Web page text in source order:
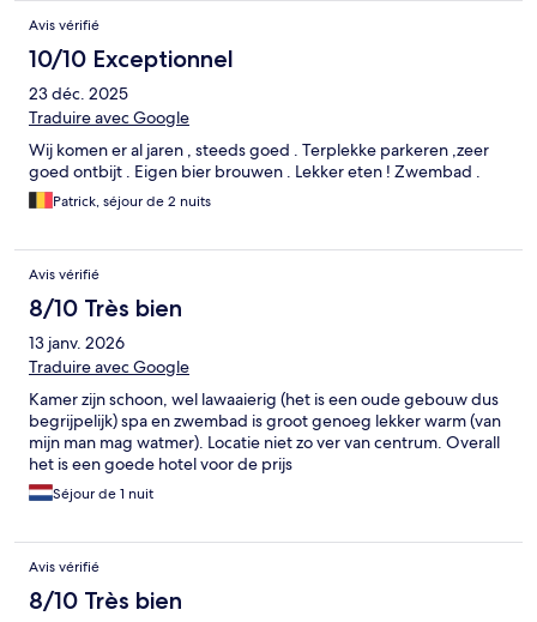
Avis vérifié
10/10 Exceptionnel
23 déc. 2025
Traduire avec Google
Wij komen er al jaren , steeds goed . Terplekke parkeren ,zeer
goed ontbijt . Eigen bier brouwen . Lekker eten ! Zwembad .
Patrick, séjour de 2 nuits
Avis vérifié
8/10 Très bien
13 janv. 2026
Traduire avec Google
Kamer zijn schoon, wel lawaaierig (het is een oude gebouw dus
begrijpelijk) spa en zwembad is groot genoeg lekker warm (van
mijn man mag watmer). Locatie niet zo ver van centrum. Overall
het is een goede hotel voor de prijs
Séjour de 1 nuit
Avis vérifié
8/10 Très bien